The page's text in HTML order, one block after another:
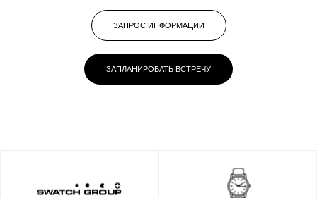
ЗАПРОС ИНФОРМАЦИИ
ЗАПЛАНИРОВАТЬ ВСТРЕЧУ